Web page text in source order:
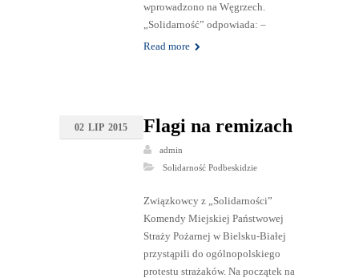
wprowadzono na Węgrzech.
„Solidarność” odpowiada: –
Read more
02 LIP 2015 Flagi na remizach
admin
Solidarność Podbeskidzie
Związkowcy z „Solidarności”
Komendy Miejskiej Państwowej
Straży Pożarnej w Bielsku-Białej
przystąpili do ogólnopolskiego
protestu strażaków. Na początek na